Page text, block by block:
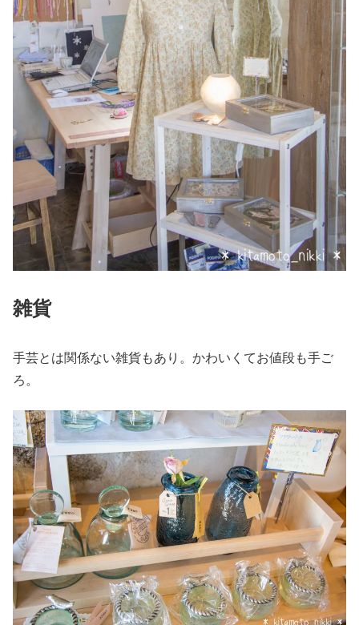
雑貨
手芸とは関係ない雑貨もあり。かわいくてお値段も手ご
ろ。